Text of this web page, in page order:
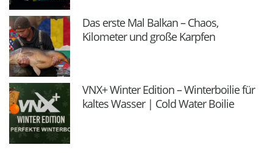
Das erste Mal Balkan – Chaos,
Kilometer und große Karpfen
VNX+ Winter Edition – Winterboilie für
kaltes Wasser | Cold Water Boilie